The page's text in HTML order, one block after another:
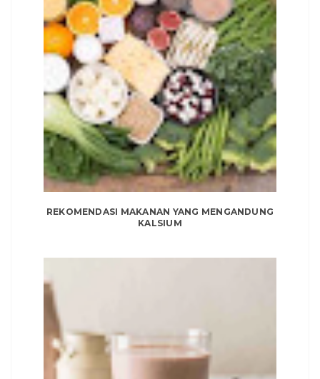
REKOMENDASI MAKANAN YANG MENGANDUNG
KALSIUM